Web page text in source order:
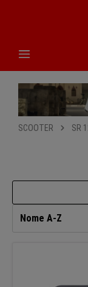
SCOOTER SR